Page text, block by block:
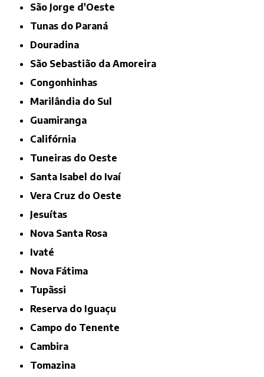
São Jorge d'Oeste
Tunas do Paraná
Douradina
São Sebastião da Amoreira
Congonhinhas
Marilândia do Sul
Guamiranga
Califórnia
Tuneiras do Oeste
Santa Isabel do Ivaí
Vera Cruz do Oeste
Jesuítas
Nova Santa Rosa
Ivaté
Nova Fátima
Tupãssi
Reserva do Iguaçu
Campo do Tenente
Cambira
Tomazina